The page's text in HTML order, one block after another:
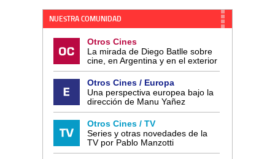
NUESTRA COMUNIDAD
Otros Cines
La mirada de Diego Batlle sobre
cine, en Argentina y en el exterior
Otros Cines / Europa
Una perspectiva europea bajo la
dirección de Manu Yañez
Otros Cines / TV
Series y otras novedades de la
TV por Pablo Manzotti